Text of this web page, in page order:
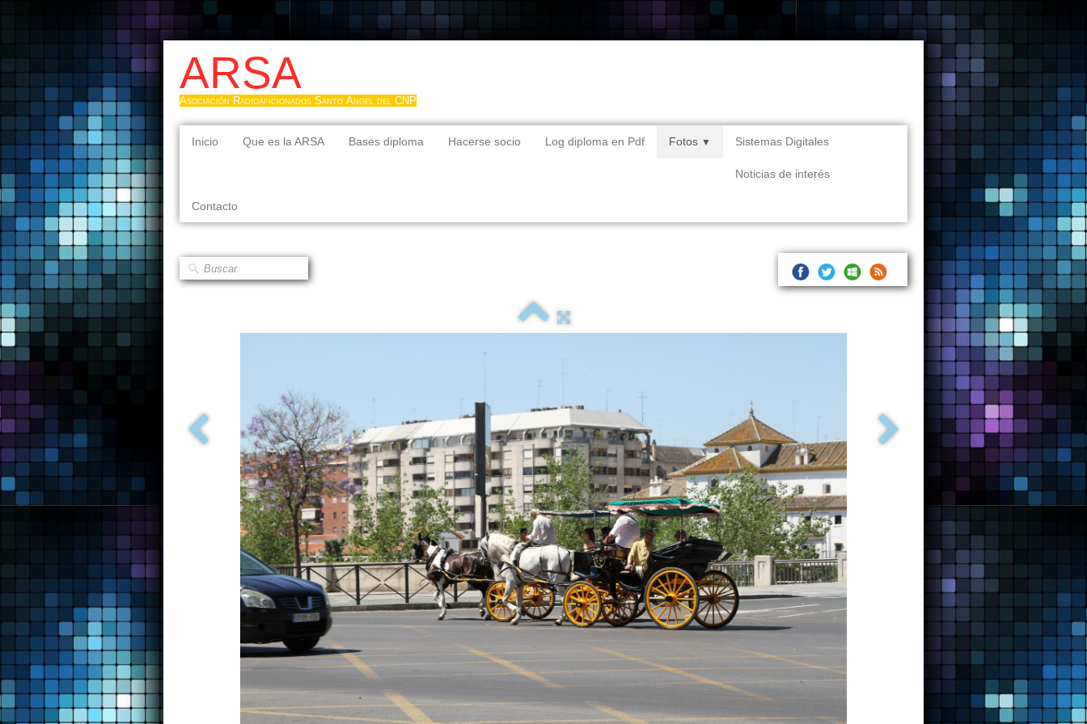
ARSA
Asociación Radioaficionados Santo Ángel del CNP
Inicio Que es la ARSA Bases diploma Hacerse socio Log diploma en Pdf Fotos ▼ Sistemas Digitales
Noticias de interés
Contacto